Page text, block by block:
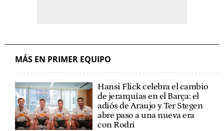
MÁS EN PRIMER EQUIPO
Hansi Flick celebra el cambio
de jerarquías en el Barça: el
adiós de Araujo y Ter Stegen
abre paso a una nueva era
con Rodri